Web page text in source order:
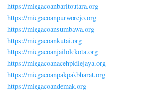
https://miegacoanbaritoutara.org
https://miegacoanpurworejo.org
https://miegacoansumbawa.org
https://miegacoankutai.org
https://miegacoanjailolokota.org
https://miegacoanacehpidiejaya.org
https://miegacoanpakpakbharat.org
https://miegacoandemak.org